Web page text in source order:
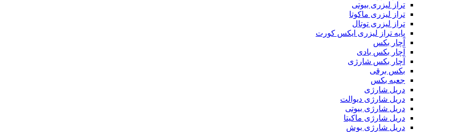
تراز لیزری بیوتی
تراز لیزری ماکوتا
تراز لیزری توتال
پایه تراز لیزری ایکس کورت
آچار بکس
آچار بکس بادی
آچار بکس شارژی
بکس برقی
جعبه بکس
دریل شارژی
دریل شارژی دیوالت
دریل شارژی بیوتی
دریل شارژی ماکیتا
دریل شارژی بوش